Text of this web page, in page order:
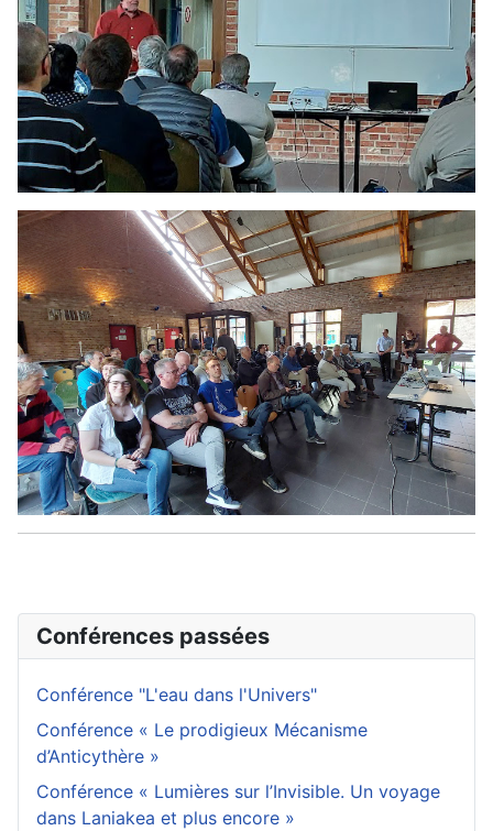
Conférences passées
Conférence "L'eau dans l'Univers"
Conférence « Le prodigieux Mécanisme
d’Anticythère »
Conférence « Lumières sur l’Invisible. Un voyage
dans Laniakea et plus encore »